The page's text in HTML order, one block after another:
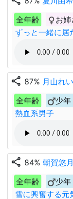
全年齢
お姉
ずっと一緒に居
share 87% 月山れ
全年齢
少年
熱血系男子
share 84% 朝賀悠月
全年齢
少年
雪に興奮する元